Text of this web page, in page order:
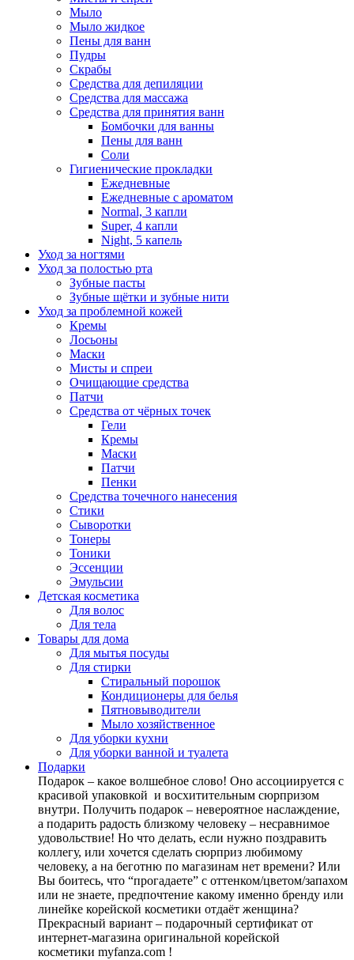
Мыло
Мыло жидкое
Пены для ванн
Пудры
Скрабы
Средства для депиляции
Средства для массажа
Средства для принятия ванн
Бомбочки для ванны
Пены для ванн
Соли
Гигиенические прокладки
Ежедневные
Ежедневные с ароматом
Normal, 3 капли
Super, 4 капли
Night, 5 капель
Уход за ногтями
Уход за полостью рта
Зубные пасты
Зубные щётки и зубные нити
Уход за проблемной кожей
Кремы
Лосьоны
Маски
Мисты и спреи
Очищающие средства
Патчи
Средства от чёрных точек
Гели
Кремы
Маски
Патчи
Пенки
Средства точечного нанесения
Стики
Сыворотки
Тонеры
Тоники
Эссенции
Эмульсии
Детская косметика
Для волос
Для тела
Товары для дома
Для мытья посуды
Для стирки
Стиральный порошок
Кондиционеры для белья
Пятновыводители
Мыло хозяйственное
Для уборки кухни
Для уборки ванной и туалета
Подарки
Подарок – какое волшебное слово! Оно ассоциируется с
красивой упаковкой и восхитительным сюрпризом
внутри. Получить подарок – невероятное наслаждение,
а подарить радость близкому человеку – несравнимое
удовольствие! Но что делать, если нужно поздравить
коллегу, или хочется сделать сюрприз любимому
человеку, а на беготню по магазинам нет времени? Или
Вы боитесь, что “прогадаете” с оттенком/цветом/запахом
или не знаете, предпочтение какому именно бренду или
линейке корейской косметики отдаёт женщина?
Прекрасный вариант – подарочный сертификат от
интернет-магазина оригинальной корейской
косметики myfanza.com !